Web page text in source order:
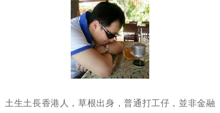
土生土長香港人，草根出身，普通打工仔，並非金融